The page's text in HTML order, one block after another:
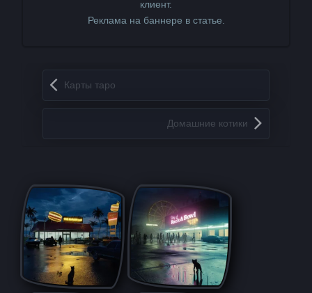
клиент.
Реклама на баннере в статье.
Запись навигация
Карты таро
Домашние котики